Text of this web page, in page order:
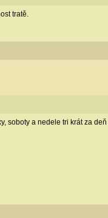
tratě.
soboty a nedele tri krát za